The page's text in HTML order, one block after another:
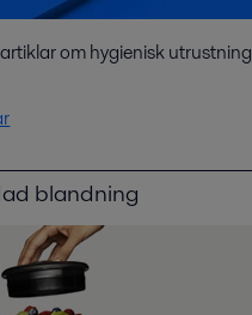
om hygienisk utrustning
blandning